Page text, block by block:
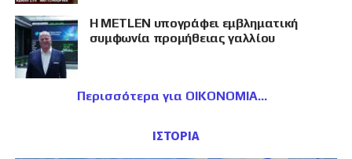
Η METLEN υπογράφει εμβληματική
συμφωνία προμήθειας γαλλίου
Περισσότερα για ΟΙΚΟΝΟΜΙΑ
ΙΣΤΟΡΙΑ